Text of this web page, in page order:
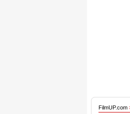
FilmUP.com